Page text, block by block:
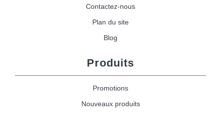
Contactez-nous
Plan du site
Blog
Produits
Promotions
Nouveaux produits